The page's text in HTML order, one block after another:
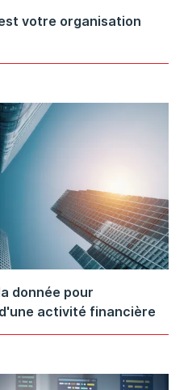
votre organisation
donnée pour
activité financière